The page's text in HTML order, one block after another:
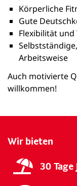
Körperliche
Gute
Flexibilität
Arbeitsweise
Auch motivierte
willkommen!
Wir bieten
30